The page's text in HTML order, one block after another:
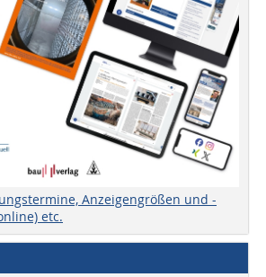
Anzeigengrößen und -
etc.